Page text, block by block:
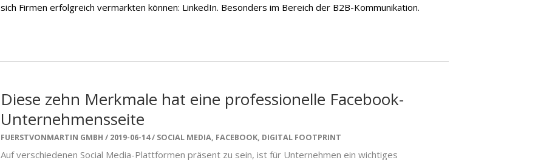
sich Firmen erfolgreich vermarkten können: LinkedIn. Besonders im Bereich der B2B-Kommunikation.
Diese zehn Merkmale hat eine professionelle Facebook-
Unternehmensseite
FUERSTVONMARTIN GMBH 2019-06-14 SOCIAL MEDIA, FACEBOOK, DIGITAL FOOTPRINT
Auf verschiedenen Social Media-Plattformen präsent zu sein, ist für Unternehmen ein wichtiges